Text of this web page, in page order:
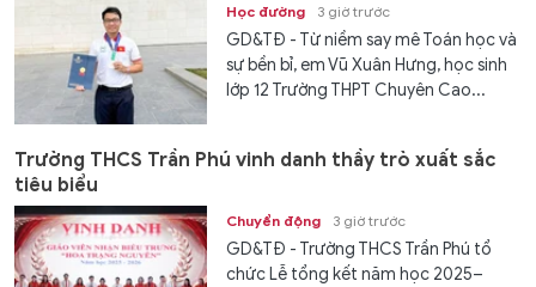
Học đường 3 giờ trước
GD&TĐ - Từ niềm say mê Toán học và
sự bền bỉ, em Vũ Xuân Hưng, học sinh
lớp 12 Trường THPT Chuyên Cao...
Trường THCS Trần Phú vinh danh thầy trò xuất sắc
tiêu biểu
Chuyển động 3 giờ trước
GD&TĐ - Trường THCS Trần Phú tổ
chức Lễ tổng kết năm học 2025–